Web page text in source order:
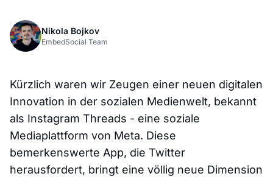
Nikola Bojkov
EmbedSocial Team
Kürzlich waren wir Zeugen einer neuen digitalen
Innovation in der sozialen Medienwelt, bekannt
als Instagram Threads - eine soziale
Mediaplattform von Meta. Diese
bemerkenswerte App, die Twitter
herausfordert, bringt eine völlig neue Dimension